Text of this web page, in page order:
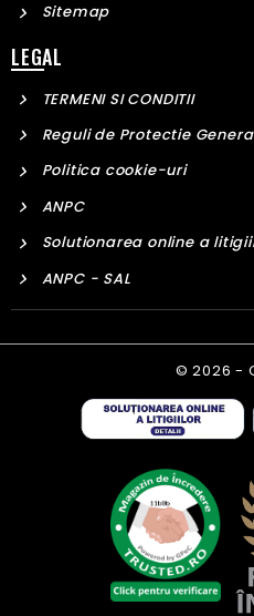
Sitemap
LEGAL
TERMENI SI CONDITII
Reguli de Protectie
Politica cookie-uri
ANPC
Solutionarea online a
ANPC - SAL
© 2026 -